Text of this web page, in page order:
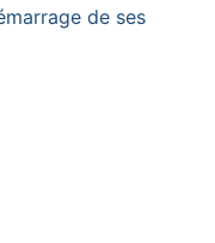
de ses